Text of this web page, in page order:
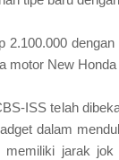
2.100.000
motor New
ISS telah
dalam
memiliki jarak